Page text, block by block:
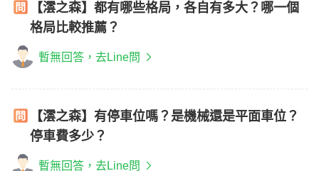
【澐之森】都有哪些格局，各自有多大？哪一個
格局比較推薦？
暫無回答，去Line問
【澐之森】有停車位嗎？是機械還是平面車位？
停車費多少？
暫無回答，去Line問